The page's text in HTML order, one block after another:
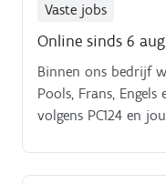
Vaste jobs
Online sinds 6
Binnen ons bedrijf
Pools, Frans,
volgens PC124 en